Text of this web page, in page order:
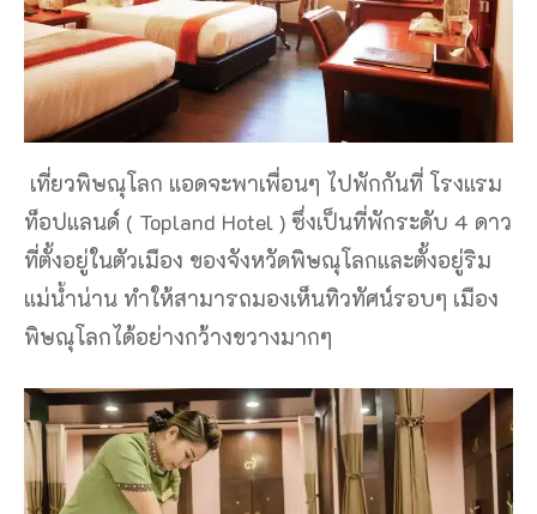
เที่ยวพิษณุโลก แอดจะพาเพื่อนๆ ไปพักกันที่ โรงแรม
ท็อปแลนด์ ( Topland Hotel ) ซึ่งเป็นที่พักระดับ 4 ดาว
ที่ตั้งอยู่ในตัวเมือง ของจังหวัดพิษณุโลกและตั้งอยู่ริม
แม่น้ำน่าน ทำให้สามารถมองเห็นทิวทัศน์รอบๆ เมือง
พิษณุโลกได้อย่างกว้างขวางมากๆ